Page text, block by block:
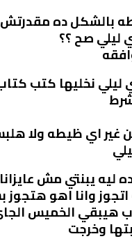
بالشكل ده
ليلي صح ؟؟
ليلي نخليها كتب
غير اي ظيطه ولا
ليه يبنتي مش
وانا اهو
هيبقي الخميس
وخرجت